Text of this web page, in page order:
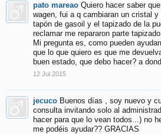
pato mareao Quiero hacer saber
wagen, fui a q cambiaran un cristal
tapón de gasoil y el tapizado de la
reclamar me repararon parte
Mi pregunta es, como pueden
que lo que quiero es que me
buen estado, que debo hacer? a
12 Jul 2015
jecuco Buenos días , soy nuevo y
consulta invitando solo al
hacer para que lo vean todos...) no
me podéis ayudar?? GRACIAS